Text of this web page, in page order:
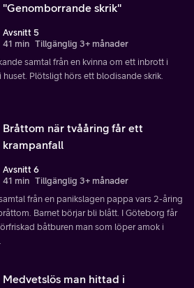
"Genomborrande skrik"
Avsnitt 5
41 min Tillgänglig 3+ månader
samtal från en kvinna om ett inbrott i
huset. Plötsligt hörs ett blodisande skrik.
Bråttom när tvååring får ett
krampanfall
Avsnitt 6
41 min Tillgänglig 3+ månader
från en panikslagen pappa vars 2-åring
Barnet börjar bli blått. I Göteborg får
båtburen man som löper amok i
Medvetslös man hittad i